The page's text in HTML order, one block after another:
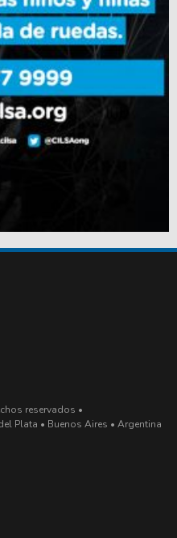
reservados •
Plata • Buenos Aires • Argentina